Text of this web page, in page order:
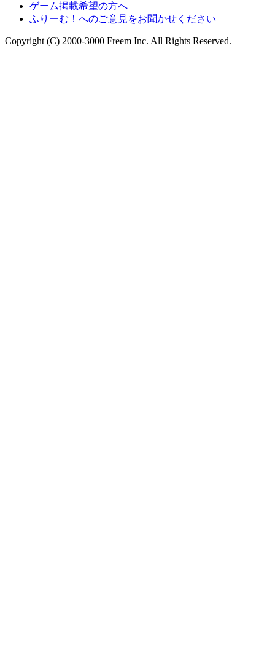
ゲーム掲載希望の方へ
ふりーむ！へのご意見をお聞かせください
Copyright (C) 2000-3000 Freem Inc. All Rights Reserved.